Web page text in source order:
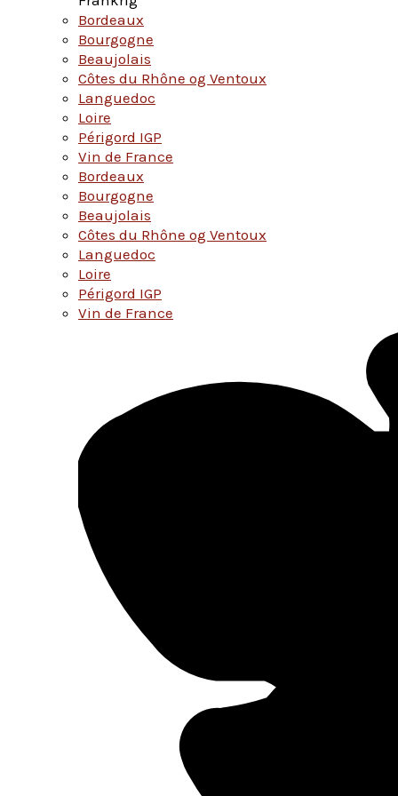
Bordeaux
Bourgogne
Beaujolais
Côtes du Rhône og Ventoux
Languedoc
Loire
Périgord IGP
Vin de France
Bordeaux
Bourgogne
Beaujolais
Côtes du Rhône og Ventoux
Languedoc
Loire
Périgord IGP
Vin de France